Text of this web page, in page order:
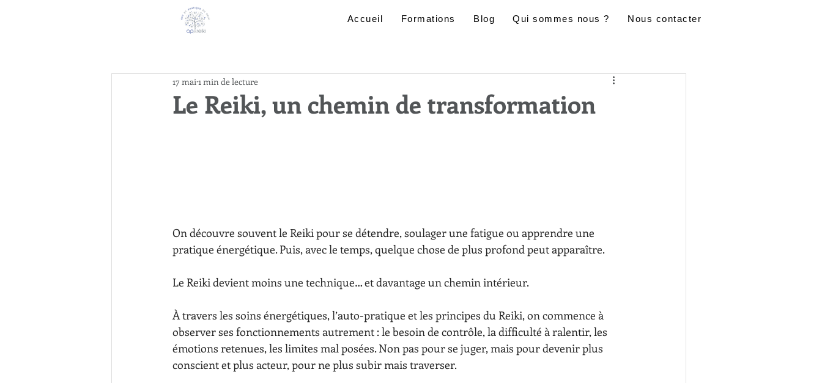
Accueil Formations Blog Qui sommes nous ? Nous contacter
Le Reiki, un chemin de transformation
17 mai 1 min de lecture
On découvre souvent le Reiki pour se détendre, soulager une fatigue ou apprendre une
pratique énergétique. Puis, avec le temps, quelque chose de plus profond peut apparaître.
Le Reiki devient moins une technique… et davantage un chemin intérieur.
À travers les soins énergétiques, l’auto-pratique et les principes du Reiki, on commence à
observer ses fonctionnements autrement : le besoin de contrôle, la difficulté à ralentir, les
émotions retenues, les limites mal posées. Non pas pour se juger, mais pour devenir plus
conscient et plus acteur, pour ne plus subir mais traverser.